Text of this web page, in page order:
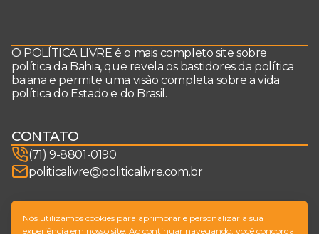
O POLÍTICA LIVRE é o mais completo site sobre
política da Bahia, que revela os bastidores da política
baiana e permite uma visão completa sobre a vida
política do Estado e do Brasil.
CONTATO
(71) 9-8801-0190
politicalivre@politicalivre.com.br
SIGA-NOS
Nós utilizamos cookies para aprimorar e personalizar a sua
experiência em nosso site. Ao continuar navegando, você concorda